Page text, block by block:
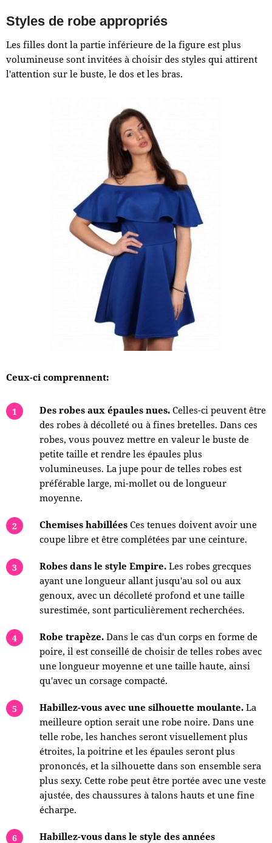
Styles de robe appropriés
Les filles dont la partie inférieure de la figure est plus
volumineuse sont invitées à choisir des styles qui attirent
l'attention sur le buste, le dos et les bras.
Ceux-ci comprennent:
Des robes aux épaules nues. Celles-ci peuvent être
des robes à décolleté ou à fines bretelles. Dans ces
robes, vous pouvez mettre en valeur le buste de
petite taille et rendre les épaules plus
volumineuses. La jupe pour de telles robes est
préférable large, mi-mollet ou de longueur
moyenne.
Chemises habillées Ces tenues doivent avoir une
coupe libre et être complétées par une ceinture.
Robes dans le style Empire. Les robes grecques
ayant une longueur allant jusqu'au sol ou aux
genoux, avec un décolleté profond et une taille
surestimée, sont particulièrement recherchées.
Robe trapèze. Dans le cas d'un corps en forme de
poire, il est conseillé de choisir de telles robes avec
une longueur moyenne et une taille haute, ainsi
qu'avec un corsage compacté.
Habillez-vous avec une silhouette moulante. La
meilleure option serait une robe noire. Dans une
telle robe, les hanches seront visuellement plus
étroites, la poitrine et les épaules seront plus
prononcés, et la silhouette dans son ensemble sera
plus sexy. Cette robe peut être portée avec une veste
ajustée, des chaussures à talons hauts et une fine
écharpe.
Habillez-vous dans le style des années